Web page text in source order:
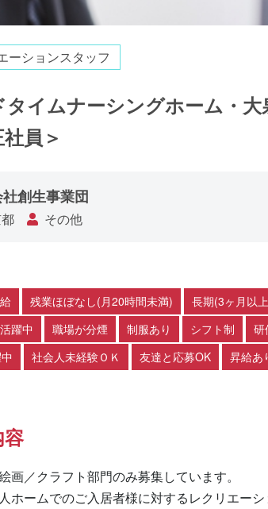
ーションスタッフ
タイムナーシングホーム・
員＞
創生事業団
その他
残業ほぼなし(月20時間未満)
長期(3ヶ月以
躍中
職場が分煙 制服あり シフト制
研
社会人未経験ＯＫ 友達と応募OK 昇給あ
画／クラフト部門のみ募集しています。
ホームでのご入居者様に対するレクリエー